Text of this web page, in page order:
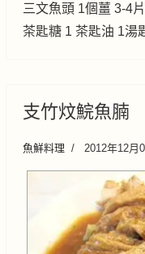
三文魚頭 1個薑 3-4
茶匙糖 1 茶匙油 1湯
支竹炆鯇魚腩
魚鮮料理 2012年12月